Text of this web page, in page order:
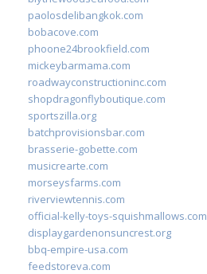
paolosdelibangkok.com
bobacove.com
phoone24brookfield.com
mickeybarmama.com
roadwayconstructioninc.com
shopdragonflyboutique.com
sportszilla.org
batchprovisionsbar.com
brasserie-gobette.com
musicrearte.com
morseysfarms.com
riverviewtennis.com
official-kelly-toys-squishmallows.com
displaygardenonsuncrest.org
bbq-empire-usa.com
feedstoreva.com